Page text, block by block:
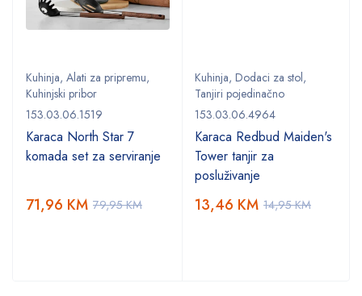
Kuhinja, Alati za pripremu,
Kuhinjski pribor
153.03.06.1519
Karaca North Star 7
komada set za serviranje
79,95KM
71,96 KM
Kuhinja, Dodaci za stol,
Tanjiri pojedinačno
153.03.06.4964
Karaca Redbud Maiden's
Tower tanjir za
posluživanje
14,95KM
13,46 KM